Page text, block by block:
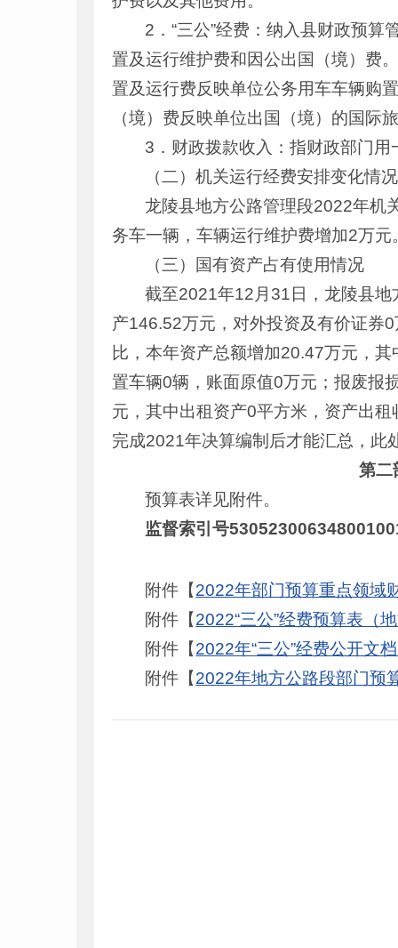
2．“三公”经费：纳入县财政预算
置及运行维护费和因公出国（境）费
置及运行费反映单位公务用车车辆购
（境）费反映单位出国（境）的国际
3．财政拨款收入：指财政部门
（二）机关运行经费安排变化情
龙陵县地方公路管理段2022年机
务车一辆，车辆运行维护费增加2万元
（三）国有资产占有使用情况
截至2021年12月31日，龙陵县
产146.52万元，对外投资及有价证券
比，本年资产总额增加20.47万元，
置车辆0辆，账面原值0万元；报废报
元，其中出租资产0平方米，资产出
完成2021年决算编制后才能汇总，此
第二
预算表详见附件。
监督索引号
附件【2022年部门预算重点领域
附件【2022“三公”经费预算表（
附件【2022年“三公”经费公开文
附件【2022年地方公路段部门预